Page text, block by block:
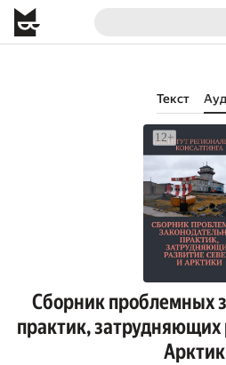
Текст
Сборник проблемных
практик, затрудняющих